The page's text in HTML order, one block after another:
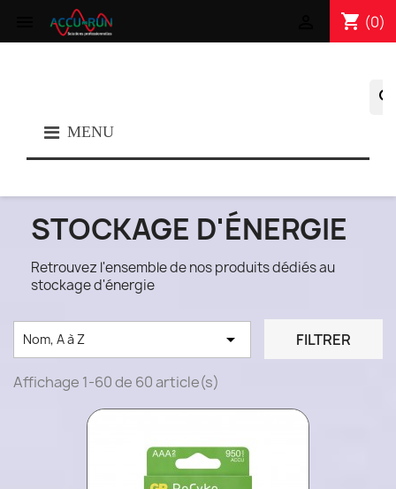
shopping_cart (0)
MENU
STOCKAGE D'ÉNERGIE
Retrouvez l'ensemble de nos produits dédiés au
stockage d'énergie
Nom, A à Z  FILTRER
Affichage 1-60 de 60 article(s)